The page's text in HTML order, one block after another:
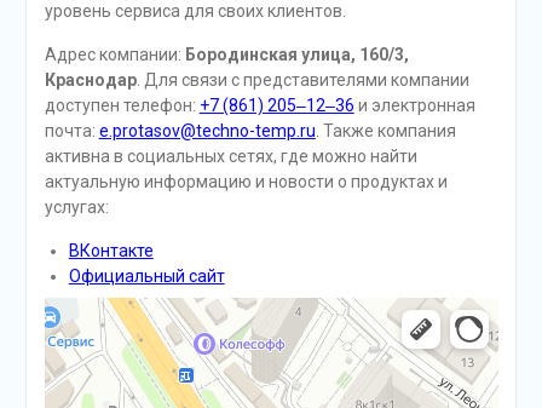
уровень сервиса для своих клиентов.
Адрес компании: Бородинская улица, 160/3,
Краснодар. Для связи с представителями компании
доступен телефон: +7 (861) 205‒12‒36 и электронная
почта: e.protasov@techno-temp.ru. Также компания
активна в социальных сетях, где можно найти
актуальную информацию и новости о продуктах и
услугах:
ВКонтакте
Официальный сайт